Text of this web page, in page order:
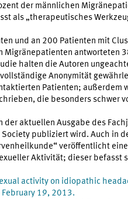
der männlichen
als „therapeutisches
und an 200 Patienten mit
Migränepatienten antworteten
halten die Autoren
Anonymität
Patienten; außerdem
die besonders schwer
aktuellen Ausgabe des
publiziert wird. Auch in
veröffentlicht
Aktivität; dieser befasst
activity on idiopathic
19, 2013.